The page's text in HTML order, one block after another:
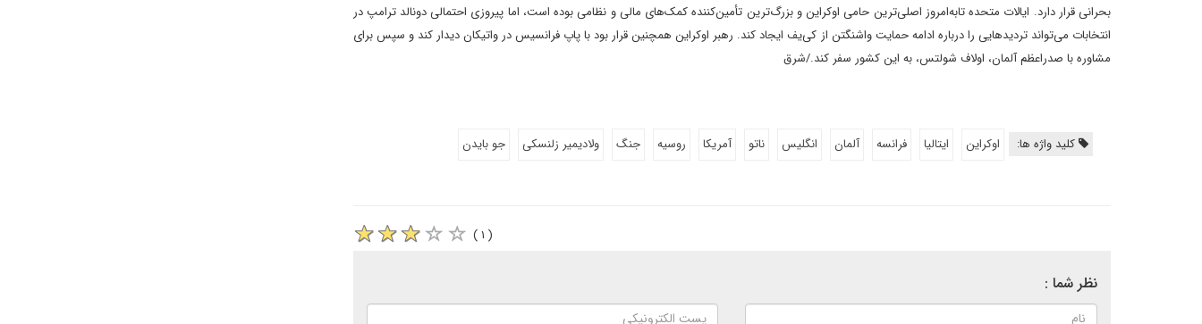
بحرانی قرار دارد. ایالات متحده تا‌به‌امروز اصلی‌ترین حامی اوکراین و بزرگ‌ترین تأمین‌کننده کمک‌های مالی و نظامی بوده است، اما پیروزی احتمالی دونالد ترامپ در
انتخابات می‌تواند تردیدهایی را درباره ادامه حمایت واشنگتن از کی‌یف ایجاد کند. رهبر اوکراین همچنین قرار بود با پاپ فرانسیس در واتیکان دیدار کند و سپس برای
مشاوره با صدراعظم آلمان، اولاف شولتس، به این کشور سفر کند./شرق
کلید واژه ها: اوکراین ایتالیا فرانسه آلمان انگلیس ناتو آمریکا روسیه جنگ ولادیمیر زلنسکی جو بایدن
( ۱ )
نظر شما :